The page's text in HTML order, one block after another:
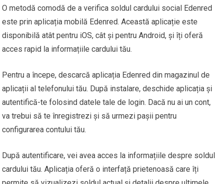
O metodă comodă de a verifica soldul cardului social Edenred
este prin aplicația mobilă Edenred. Această aplicație este
disponibilă atât pentru iOS, cât și pentru Android, și îți oferă
acces rapid la informațiile cardului tău.
Pentru a începe, descarcă aplicația Edenred din magazinul de
aplicații al telefonului tău. După instalare, deschide aplicația și
autentifică-te folosind datele tale de login. Dacă nu ai un cont,
va trebui să te înregistrezi și să urmezi pașii pentru
configurarea contului tău.
După autentificare, vei avea acces la informațiile despre soldul
cardului tău. Aplicația oferă o interfață prietenoasă care îți